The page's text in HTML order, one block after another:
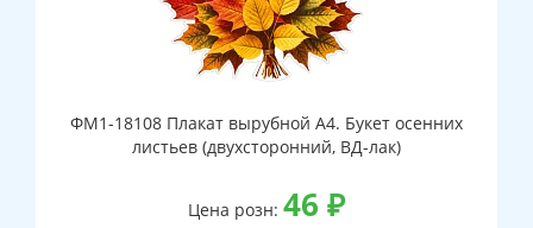
ФМ1-18108 Плакат вырубной А4. Букет осенних
листьев (двухсторонний, ВД-лак)
Цена розн: 46 ₽